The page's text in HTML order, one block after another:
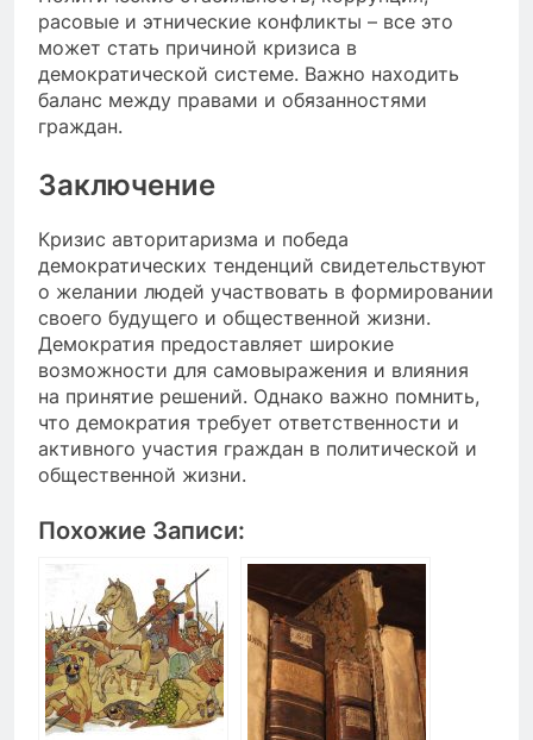
расовые и этнические конфликты – все это
может стать причиной кризиса в
демократической системе. Важно находить
баланс между правами и обязанностями
граждан.
Заключение
Кризис авторитаризма и победа
демократических тенденций свидетельствуют
о желании людей участвовать в формировании
своего будущего и общественной жизни.
Демократия предоставляет широкие
возможности для самовыражения и влияния
на принятие решений. Однако важно помнить,
что демократия требует ответственности и
активного участия граждан в политической и
общественной жизни.
Похожие Записи: